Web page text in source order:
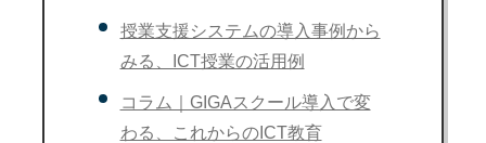
授業支援システムの導入事例から
みる、ICT授業の活用例
コラム｜GIGAスクール導入で変
わる、これからのICT教育